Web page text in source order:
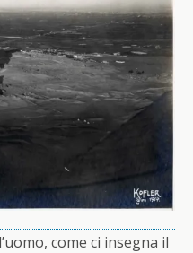
come ci insegna il